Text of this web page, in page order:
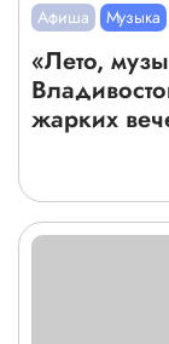
Афиша Музыка
«Лето,
жарких